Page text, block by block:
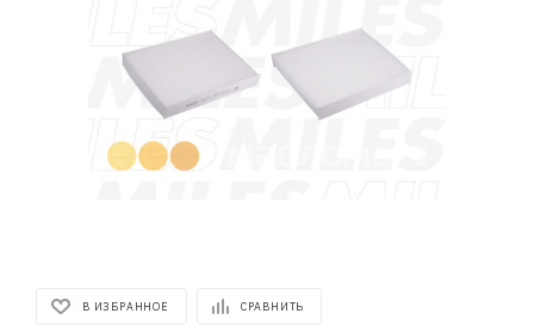
В ИЗБРАННОЕ СРАВНИТЬ